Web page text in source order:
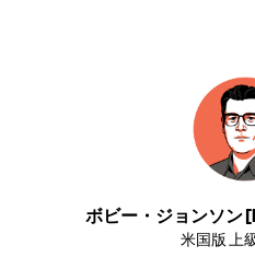
ボビー・ジョンソン
米国版 上